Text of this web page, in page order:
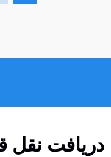
دریافت نقل